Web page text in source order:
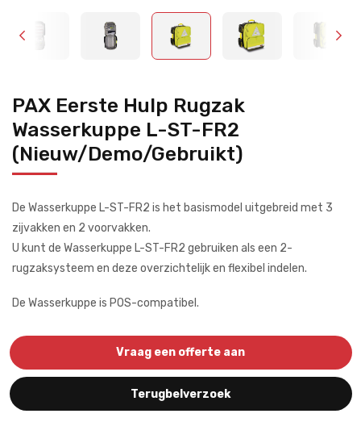
PAX Eerste Hulp Rugzak
Wasserkuppe L-ST-FR2
(Nieuw/Demo/Gebruikt)
De Wasserkuppe L-ST-FR2 is het basismodel uitgebreid met 3
zijvakken en 2 voorvakken.
U kunt de Wasserkuppe L-ST-FR2 gebruiken als een 2-
rugzaksysteem en deze overzichtelijk en flexibel indelen.
De Wasserkuppe is POS-compatibel.
Vraag een offerte aan
Terugbelverzoek